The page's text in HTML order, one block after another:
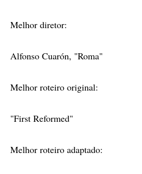
Melhor diretor:
Alfonso Cuarón, "Roma"
Melhor roteiro original:
"First Reformed"
Melhor roteiro adaptado: